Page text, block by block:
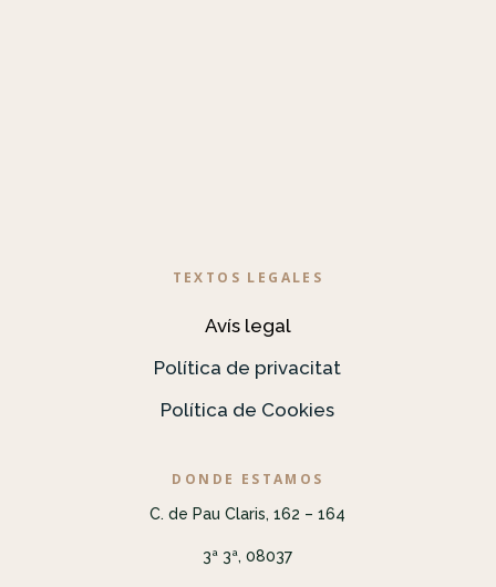
TEXTOS LEGALES
Avís legal
Política de privacitat
Política de Cookies
DONDE ESTAMOS
C. de Pau Claris, 162 – 164
3ª 3ª, 08037